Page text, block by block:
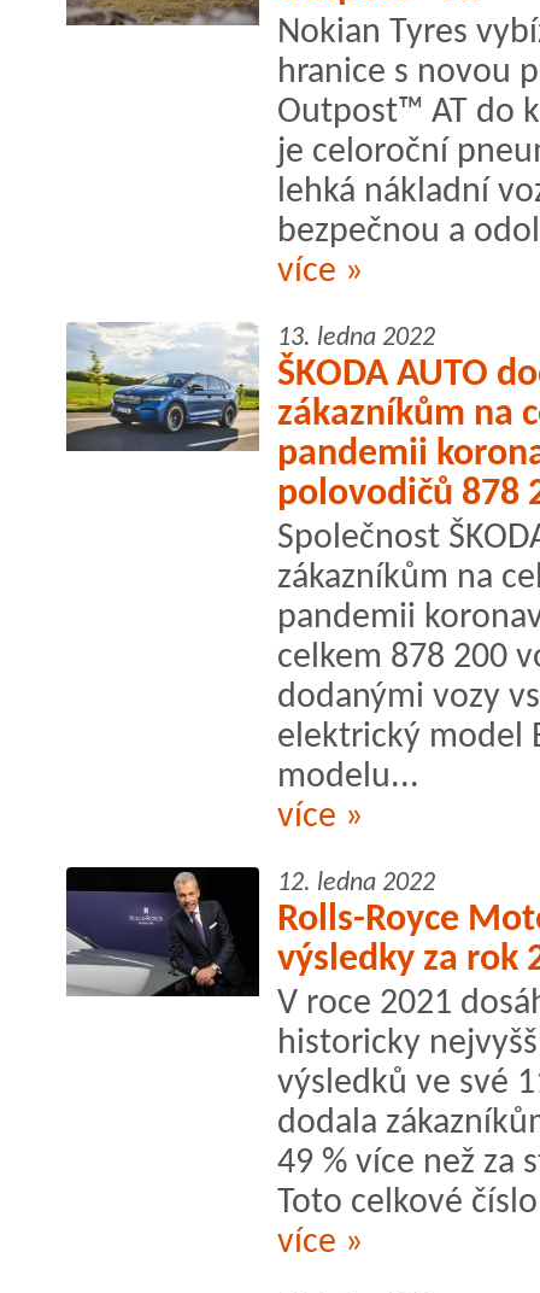
Nokian Tyres
hranice s novou
Outpost™ AT do
je celoroční
lehká nákladní
bezpečnou a
více »
13. ledna 2022
ŠKODA AUTO
zákazníkům na
pandemii
polovodičů 878
Společnost
zákazníkům na
pandemii
celkem 878 200
dodanými vozy
elektrický model
modelu...
více »
12. ledna 2022
Rolls-Royce
výsledky za rok
V roce 2021
historicky
výsledků ve své
dodala
49 % více než za
Toto celkové
více »